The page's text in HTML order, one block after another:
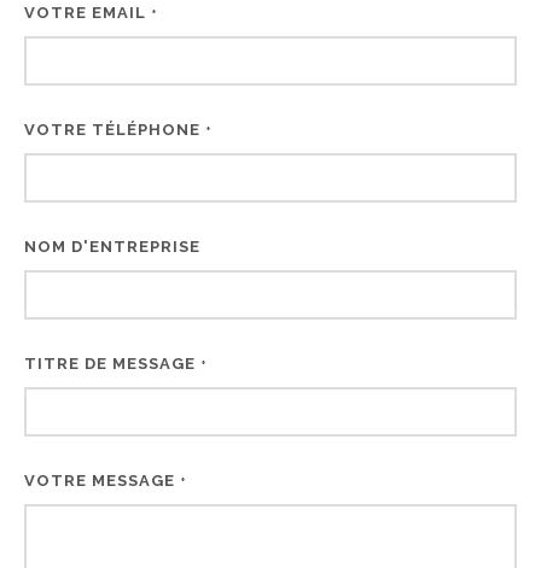
VOTRE EMAIL *
VOTRE TÉLÉPHONE *
NOM D'ENTREPRISE
TITRE DE MESSAGE *
VOTRE MESSAGE *